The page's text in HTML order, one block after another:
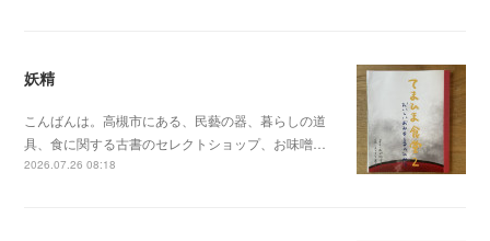
妖精
こんばんは。高槻市にある、民藝の器、暮らしの道
具、食に関する古書のセレクトショップ、お味噌…
2026.07.26 08:18